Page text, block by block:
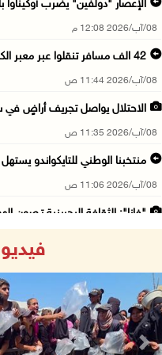
الإعصار "دولفين" يضرب أوكيناوا
08/آب/2026 12:08 م
42 الف مسافر تنقلوا عبر معبر الكرامة الأسبوع ...
08/آب/2026 11:44 ص
الاحتلال يواصل تجريف أراضٍ
08/آب/2026 11:35 ص
منتخبنا الوطني للتايكواندو
08/آب/2026 11:06 ص
"فانا": الثقافة البحرينية تـصون
08/آب/2026 10:50 ص
مستعمرون إرهابيون يهاجمون
08/آب/2026 10:22 ص
فيديو
Next